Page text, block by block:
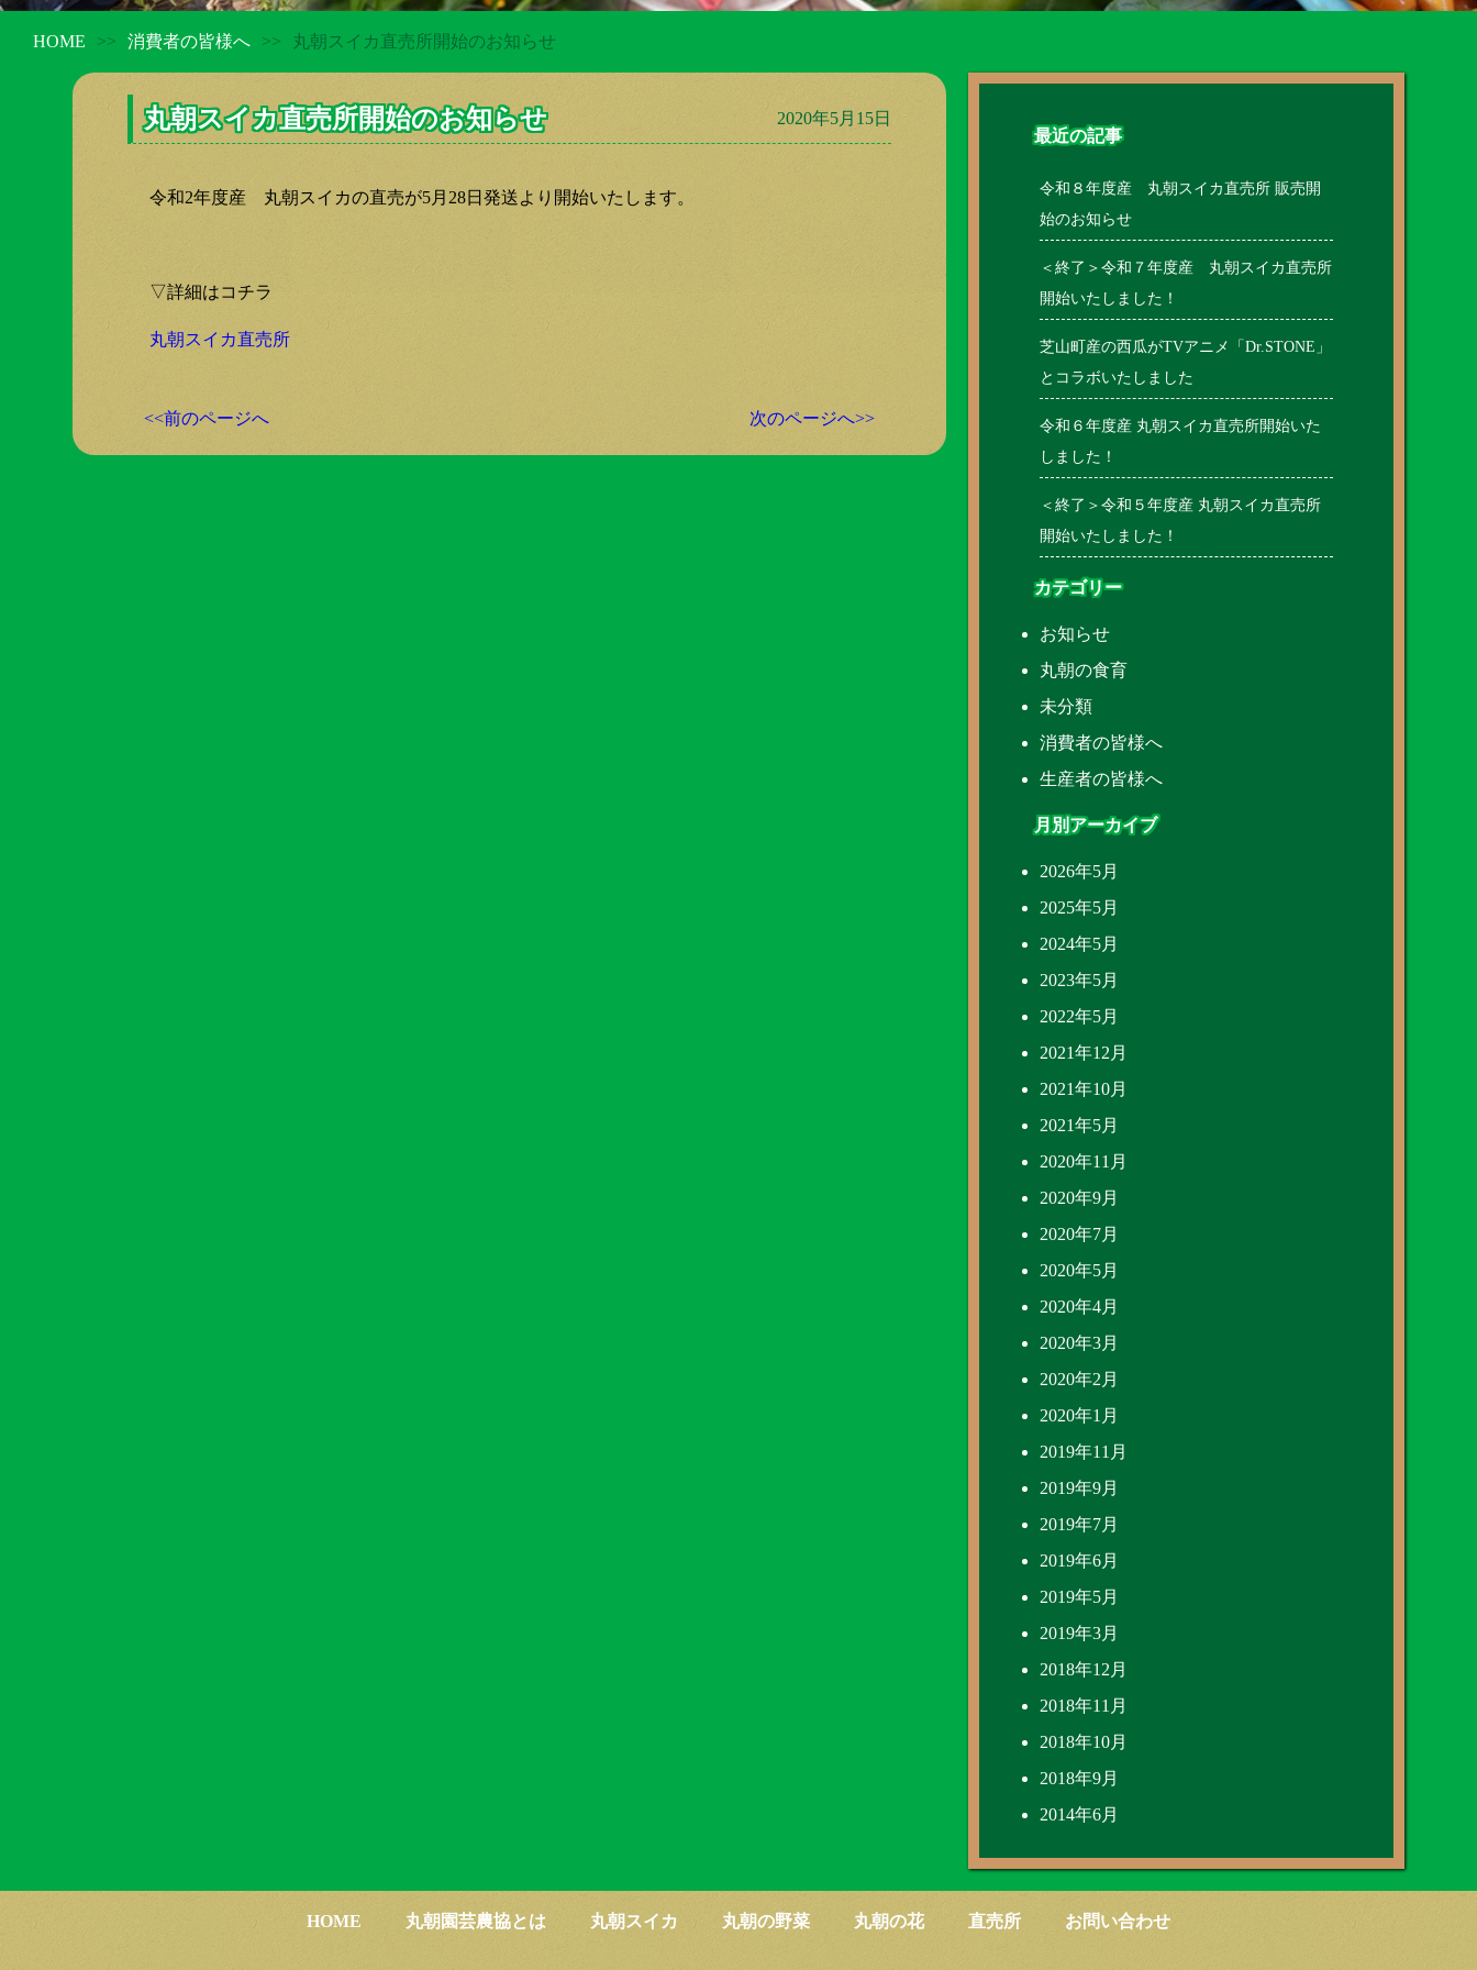
HOME >> 消費者の皆様へ >> 丸朝スイカ直売所開始のお知らせ
丸朝スイカ直売所開始のお知らせ 2020年5月15日
令和2年度産 丸朝スイカの直売が5月28日発送より開始いたします。
▽詳細はコチラ
丸朝スイカ直売所
<<前のページへ 次のページへ>>
最近の記事
令和８年度産 丸朝スイカ直売所 販売開
始のお知らせ
＜終了＞令和７年度産 丸朝スイカ直売所
開始いたしました！
芝山町産の西瓜がTVアニメ「Dr.STONE」
とコラボいたしました
令和６年度産 丸朝スイカ直売所開始いた
しました！
＜終了＞令和５年度産 丸朝スイカ直売所
開始いたしました！
カテゴリー
お知らせ
丸朝の食育
未分類
消費者の皆様へ
生産者の皆様へ
月別アーカイブ
2026年5月
2025年5月
2024年5月
2023年5月
2022年5月
2021年12月
2021年10月
2021年5月
2020年11月
2020年9月
2020年7月
2020年5月
2020年4月
2020年3月
2020年2月
2020年1月
2019年11月
2019年9月
2019年7月
2019年6月
2019年5月
2019年3月
2018年12月
2018年11月
2018年10月
2018年9月
2014年6月
HOME 丸朝園芸農協とは 丸朝スイカ 丸朝の野菜 丸朝の花 直売所 お問い合わせ